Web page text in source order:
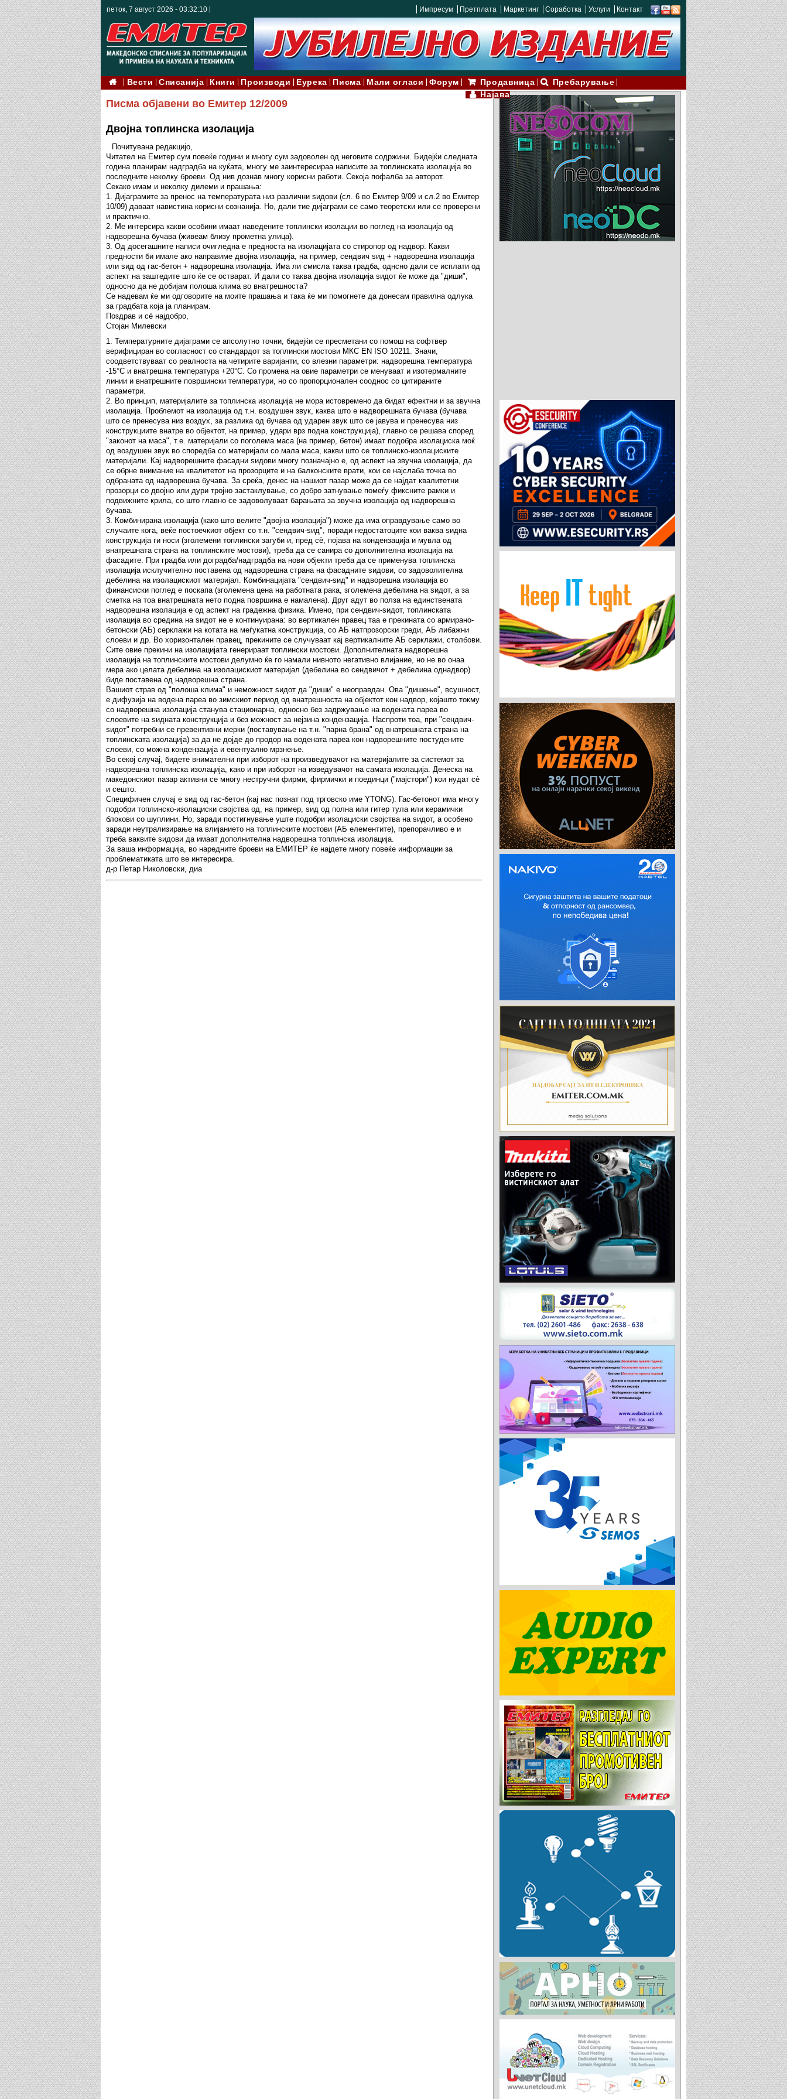
петок, 7 август 2026 - 03:32:11 Импресум Претплата Маркетинг Соработка Услуги Контакт
Вести Списанија Книги Производи Еурека Писма Мали огласи Форум Продавница
Пребарување
Најава
Писма објавени во Емитер 12/2009
Двојна топлинска изолација
Почитувана редакцијо,
Читател на Емитер сум повеќе години и многу сум задоволен од неговите содржини. Бидејќи следната
година планирам надградба на куќата, многу ме заинтересираа написите за топлинската изолација во
последните неколку броеви. Од нив дознав многу корисни работи. Секоја пофалба за авторот.
Секако имам и неколку дилеми и прашања:
1. Дијаграмите за пренос на температурата низ различни ѕидови (сл. 6 во Емитер 9/09 и сл.2 во Емитер
10/09) даваат навистина корисни сознанија. Но, дали тие дијаграми се само теоретски или се проверени
и практично.
2. Ме интерсира какви особини имаат наведените топлински изолации во поглед на изолација од
надворешна бучава (живеам близу прометна улица).
3. Од досегашните написи очигледна е предноста на изолацијата со стиропор од надвор. Какви
предности би имале ако направиме двојна изолација, на пример, сендвич ѕид + надворешна изолација
или ѕид од гас-бетон + надворешна изолација. Има ли смисла таква градба, однсно дали се исплати од
аспект на заштедите што ќе се остварат. И дали со таква двојна изолација ѕидот ќе може да "диши",
односно да не добијам полоша клима во внатрешноста?
Се надевам ќе ми одговорите на моите прашања и така ќе ми помогнете да донесам правилна одлука
за градбата која ја планирам.
Поздрав и сè најдобро,
Стојан Милевски
1. Температурните дијаграми се апсолутно точни, бидејќи се пресметани со помош на софтвер
верифициран во согласност со стандардот за топлински мостови МКС EN ISO 10211. Значи,
соодветствуваат со реалноста на четирите варијанти, со влезни параметри: надворешна температура
-15°C и внатрешна температура +20°C. Со промена на овие параметри се менуваат и изотермалните
линии и внатрешните површински температури, но со пропорционален сооднос со цитираните
параметри.
2. Во принцип, материјалите за топлинска изолација не мора истовремено да бидат ефектни и за звучна
изолација. Проблемот на изолација од т.н. воздушен звук, каква што е надворешната бучава (бучава
што се пренесува низ воздух, за разлика од бучава од ударен звук што се јавува и пренесува низ
конструкциите внатре во објектот, на пример, удари врз подна конструкција), главно се решава според
"законот на маса", т.е. материјали со поголема маса (на пример, бетон) имаат подобра изолациска моќ
од воздушен звук во споредба со материјали со мала маса, какви што се топлинско-изолациските
материјали. Кај надворешните фасадни ѕидови многу позначајно е, од аспект на звучна изолација, да
се обрне внимание на квалитетот на прозорците и на балконските врати, кои се најслаба точка во
одбраната од надворешна бучава. За среќа, денес на нашиот пазар може да се најдат квалитетни
прозорци со двојно или дури тројно застаклување, со добро затнување помеѓу фиксните рамки и
подвижните крила, со што главно се задоволуваат барањата за звучна изолација од надворешна
бучава.
3. Комбинирана изолација (како што велите "двојна изолација") може да има оправдување само во
случаите кога, веќе постоечкиот објект со т.н. "сендвич-ѕид", поради недостатоците кои ваква ѕидна
конструкција ги носи (зголемени топлински загуби и, пред сè, појава на кондензација и мувла од
внатрешната страна на топлинските мостови), треба да се санира со дополнителна изолација на
фасадите. При градба или доградба/надградба на нови објекти треба да се применува топлинска
изолација исклучително поставена од надворешна страна на фасадните ѕидови, со задоволителна
дебелина на изолацискиот материјал. Комбинацијата "сендвич-ѕид" и надворешна изолација во
финансиски поглед е поскапа (зголемена цена на работната рака, зголемена дебелина на ѕидот, а за
сметка на тоа внатрешната нето подна површина е намалена). Друг адут во полза на единствената
надворешна изолација е од аспект на градежна физика. Имено, при сендвич-ѕидот, топлинската
изолација во средина на ѕидот не е континуирана: во вертикален правец таа е прекината со армирано-
бетонски (АБ) серклажи на котата на меѓукатна конструкција, со АБ натпрозорски греди, АБ либажни
слоеви и др. Во хоризонтален правец, прекините се случуваат кај вертикалните АБ серклажи, столбови.
Сите овие прекини на изолацијата генерираат топлински мостови. Дополнителната надворешна
изолација на топлинските мостови делумно ќе го намали нивното негативно влијание, но не во онаа
мера ако целата дебелина на изолацискиот материјал (дебелина во сендвичот + дебелина однадвор)
биде поставена од надворешна страна.
Вашиот страв од "полоша клима" и неможност ѕидот да "диши" е неоправдан. Ова "дишење", всушност,
е дифузија на водена пареа во зимскиот период од внатрешноста на објектот кон надвор, којашто токму
со надворешна изолација станува стационарна, односно без задржување на водената пареа во
слоевите на ѕидната конструкција и без можност за нејзина кондензација. Наспроти тоа, при "сендвич-
ѕидот" потребни се превентивни мерки (поставување на т.н. "парна брана" од внатрешната страна на
топлинската изолација) за да не дојде до продор на водената пареа кон надворешните постудените
слоеви, со можна кондензација и евентуално мрзнење.
Во секој случај, бидете внимателни при изборот на произведувачот на материјалите за системот за
надворешна топлинска изолација, како и при изборот на изведувачот на самата изолација. Денеска на
македонскиот пазар активни се многу нестручни фирми, фирмички и поединци ("мајстори") кои нудат сè
и сешто.
Специфичен случај е ѕид од гас-бетон (кај нас познат под трговско име YTONG). Гас-бетонот има многу
подобри топлинско-изолациски својства од, на пример, ѕид од полна или гитер тула или керамички
блокови со шуплини. Но, заради постигнување уште подобри изолациски својства на ѕидот, а особено
заради неутрализирање на влијанието на топлинските мостови (АБ елементите), препорачливо е и
треба ваквите ѕидови да имаат дополнителна надворешна топлинска изолација.
За ваша информација, во наредните броеви на ЕМИТЕР ќе најдете многу повеќе информации за
проблематиката што ве интересира.
д-р Петар Николовски, диа